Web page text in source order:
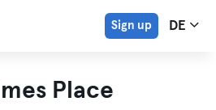
Sign up DE
Place